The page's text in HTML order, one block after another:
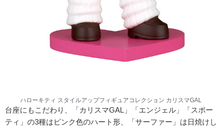
ハローキティ スタイルアップフィギュアコレクション カリスマGAL
台座にもこだわり、「カリスマGAL」「エンジェル」「スポー
ティ」の3種はピンク色のハート形、「サーファー」は日焼けし